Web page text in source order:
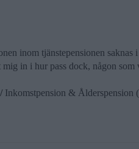
inom tjänstepensionen saknas
in i hur pass dock, någon som
/ Inkomstpension & Ålderspension